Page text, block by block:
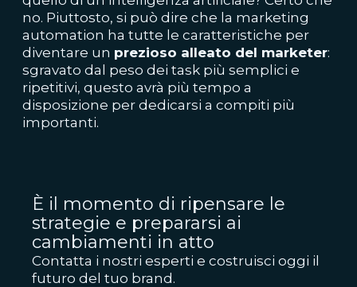
no. Piuttosto, si può dire che la marketing
automation ha tutte le caratteristiche per
diventare un prezioso alleato del marketer:
sgravato dal peso dei task più semplici e
ripetitivi, questo avrà più tempo a
disposizione per dedicarsi a compiti più
importanti.
È il momento di ripensare le
strategie e prepararsi ai
cambiamenti in atto
Contatta i nostri esperti e costruisci oggi il
futuro del tuo brand.